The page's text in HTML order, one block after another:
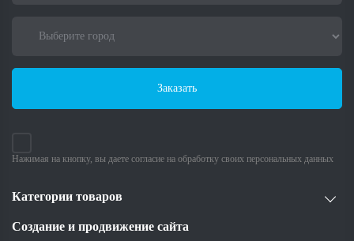
Заказать
Нажимая на кнопку, вы даете согласие на обработку своих персональных данных
Категории товаров
Создание и продвижение сайта